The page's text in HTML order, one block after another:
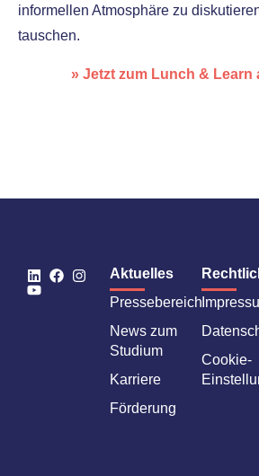
infor­mel­len Atmosphäre zu
tau­schen.
» Jetzt zum Lunch & Learn
Aktuelles
Pressebereich
News zum
Studium
Karriere
Förderung
Cookie-